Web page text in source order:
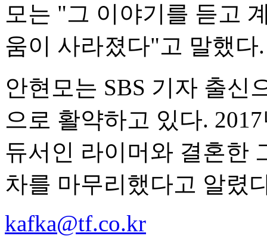
모는 "그 이야기를 듣고
움이 사라졌다"고 말했다.
안현모는 SBS 기자 출신
으로 활약하고 있다.
듀서인 라이머와 결혼한
차를 마무리했다고 알렸
kafka@tf.co.kr